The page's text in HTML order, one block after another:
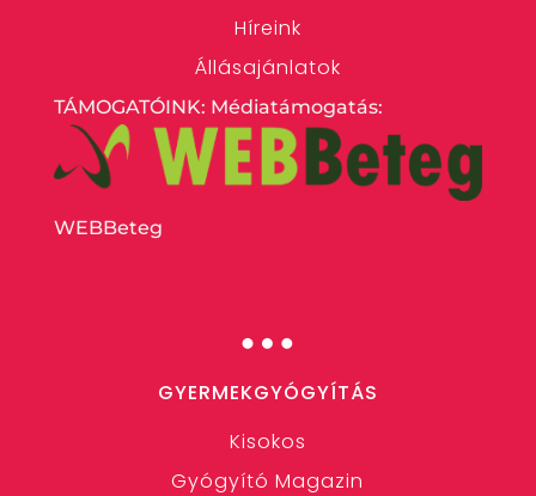
Híreink
Állásajánlatok
TÁMOGATÓINK: Médiatámogatás:
WEBBeteg
…
GYERMEKGYÓGYÍTÁS
Kisokos
Gyógyító Magazin